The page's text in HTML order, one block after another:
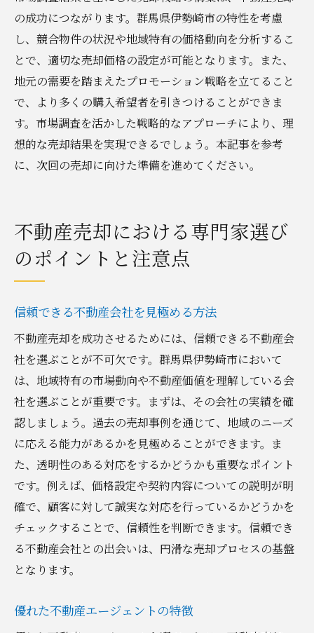
理想的な売却をサポートするチームの構築
の成功につながります。群馬県伊勢崎市の特性を考慮
し、競合物件の状況や地域特有の価格動向を分析するこ
とで、適切な売却価格の設定が可能となります。また、
地元の需要を踏まえたプロモーション戦略を立てること
で、より多くの購入希望者を引きつけることができま
す。市場調査を活かした戦略的なアプローチにより、理
想的な売却結果を実現できるでしょう。本記事を参考
に、次回の売却に向けた準備を進めてください。
不動産売却における専門家選び
のポイントと注意点
信頼できる不動産会社を見極める方法
不動産売却を成功させるためには、信頼できる不動産会
社を選ぶことが不可欠です。群馬県伊勢崎市において
は、地域特有の市場動向や不動産価値を理解している会
社を選ぶことが重要です。まずは、その会社の実績を確
認しましょう。過去の売却事例を通じて、地域のニーズ
に応える能力があるかを見極めることができます。ま
た、透明性のある対応をするかどうかも重要なポイント
です。例えば、価格設定や契約内容についての説明が明
確で、顧客に対して誠実な対応を行っているかどうかを
チェックすることで、信頼性を判断できます。信頼でき
る不動産会社との出会いは、円滑な売却プロセスの基盤
となります。
優れた不動産エージェントの特徴